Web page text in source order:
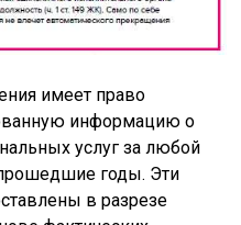
имеет право
информацию о
услуг за любой
годы. Эти
в разрезе